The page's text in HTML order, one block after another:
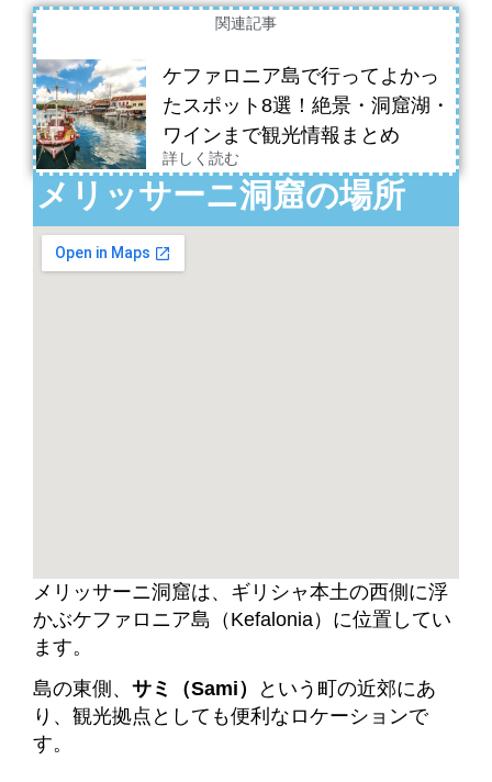
関連記事
ケファロニア島で行ってよかっ
たスポット8選！絶景・洞窟湖・
ワインまで観光情報まとめ
詳しく読む
メリッサーニ洞窟の場所
メリッサーニ洞窟は、ギリシャ本土の西側に浮
かぶケファロニア島（Kefalonia）に位置してい
ます。
島の東側、 サミ（Sami）
という町の近郊にあ
り、観光拠点としても便利なロケーションで
す。